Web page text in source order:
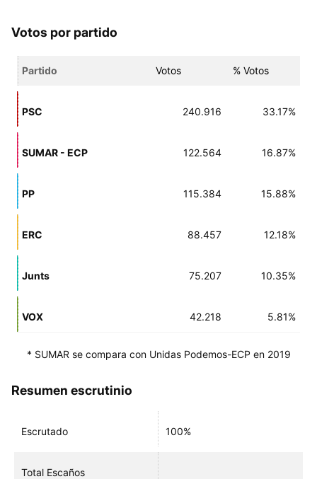
Votos por partido
Partido Votos % Votos
PSC 240.916 33.17%
SUMAR - ECP 122.564 16.87%
PP 115.384 15.88%
ERC 88.457 12.18%
Junts 75.207 10.35%
VOX 42.218 5.81%
* SUMAR se compara con Unidas Podemos-ECP en 2019
Resumen escrutinio
Escrutado 100%
Total Escaños